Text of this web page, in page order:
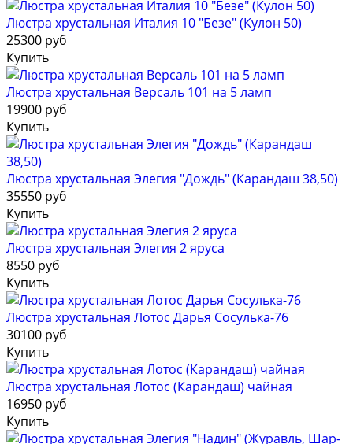
Люстра хрустальная Италия 10 "Безе" (Кулон 50)
25300 руб
Купить
Люстра хрустальная Версаль 101 на 5 ламп
19900 руб
Купить
Люстра хрустальная Элегия "Дождь" (Карандаш 38,50)
35550 руб
Купить
Люстра хрустальная Элегия 2 яруса
8550 руб
Купить
Люстра хрустальная Лотос Дарья Сосулька-76
30100 руб
Купить
Люстра хрустальная Лотос (Карандаш) чайная
16950 руб
Купить